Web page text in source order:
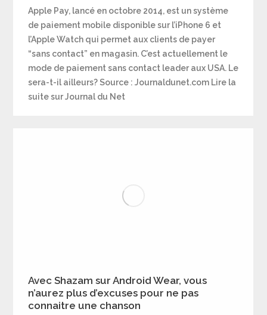
Apple Pay, lancé en octobre 2014, est un système
de paiement mobile disponible sur l’iPhone 6 et
l’Apple Watch qui permet aux clients de payer
“sans contact” en magasin. C’est actuellement le
mode de paiement sans contact leader aux USA. Le
sera-t-il ailleurs? Source : Journaldunet.com Lire la
suite sur Journal du Net
Avec Shazam sur Android Wear, vous
n’aurez plus d’excuses pour ne pas
connaitre une chanson